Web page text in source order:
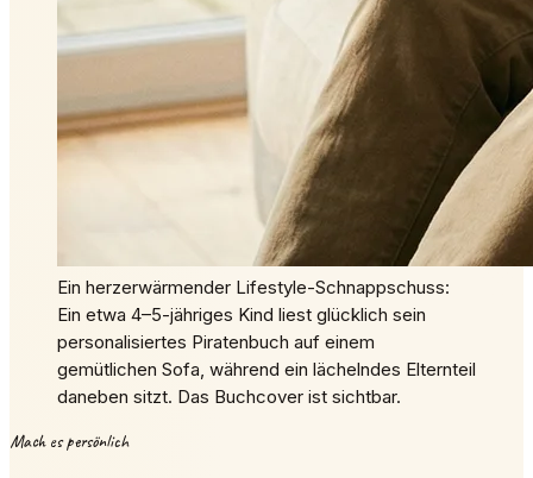
Ein herzerwärmender Lifestyle-Schnappschuss:
Ein etwa 4–5-jähriges Kind liest glücklich sein
personalisiertes Piratenbuch auf einem
gemütlichen Sofa, während ein lächelndes Elternteil
daneben sitzt. Das Buchcover ist sichtbar.
Mach es persönlich